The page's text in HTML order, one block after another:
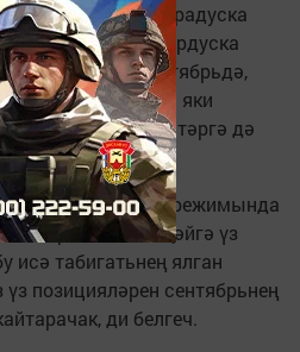
вакытында +25 градуска
+25...+30 гардуска
көнне, 23 сентябрьдә,
кабатланырга яки
градусны) узып китәргә дә
температура режимында
метеоҗәйгә үз
исә табигатьнең ялган
позицияләрен сентябрьнең
ди белгеч.